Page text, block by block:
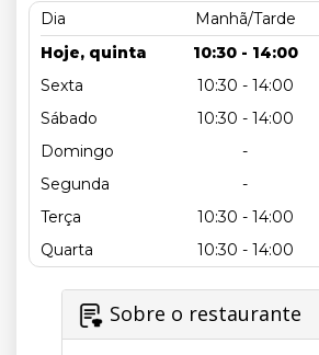
Dia Manhã/Tarde
Hoje, quinta
10:30 - 14:00
Sexta
10:30 - 14:00
Sábado
10:30 - 14:00
Domingo
-
Segunda
-
Terça
10:30 - 14:00
Quarta
10:30 - 14:00
Sobre o restaurante